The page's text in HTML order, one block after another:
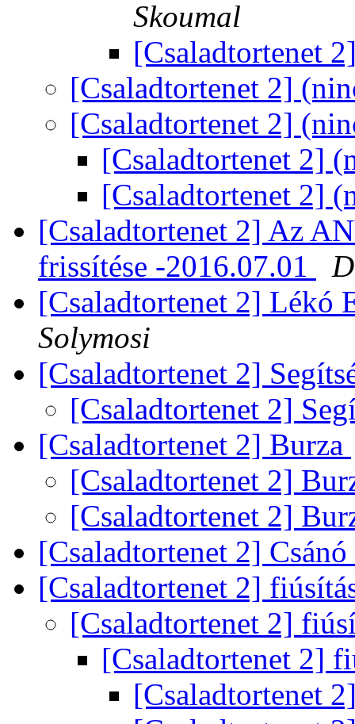
Skoumal
[Csaladtortenet
[Csaladtortenet 2]
[Csaladtortenet 2]
[Csaladtortenet 2]
[Csaladtortenet 2]
[Csaladtortenet 2] Az
frissítése -2016.07.01
[Csaladtortenet 2] Lékó
Solymosi
[Csaladtortenet 2]
[Csaladtortenet 2]
[Csaladtortenet 2] Burza
[Csaladtortenet 2]
[Csaladtortenet 2]
[Csaladtortenet 2] Csánó
[Csaladtortenet 2]
[Csaladtortenet 2]
[Csaladtortenet 2]
[Csaladtortenet